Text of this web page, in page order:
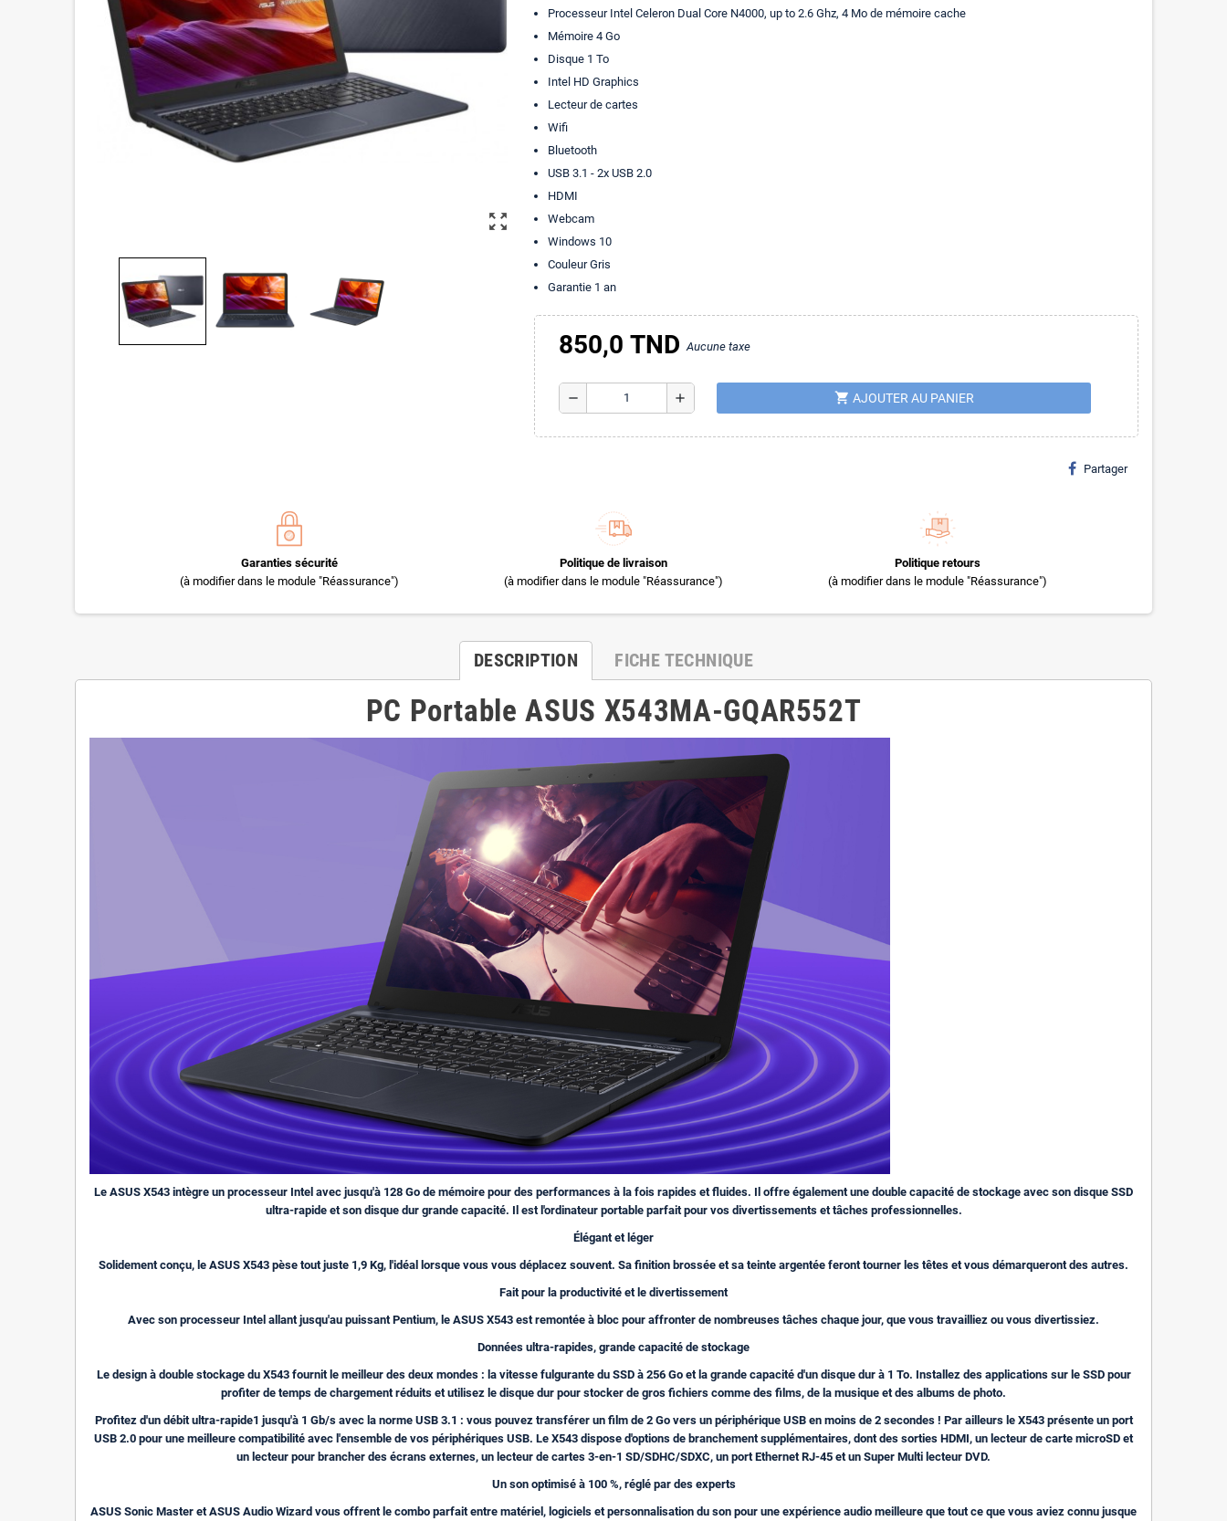
zoom_out_map
Processeur Intel Celeron Dual Core N4000, up to 2.6 Ghz, 4 Mo de mémoire cache
Mémoire 4 Go
Disque 1 To
Intel HD Graphics
Lecteur de cartes
Wifi
Bluetooth
USB 3.1 - 2x USB 2.0
HDMI
Webcam
Windows 10
Couleur Gris
Garantie 1 an
850,0 TNDAucune taxe
remove add shopping_cart AJOUTER AU PANIER
Partager
Garanties sécurité
(à modifier dans le module "Réassurance")
Politique de livraison
(à modifier dans le module "Réassurance")
Politique retours
(à modifier dans le module "Réassurance")
DESCRIPTION FICHE TECHNIQUE
PC Portable ASUS X543MA-GQAR552T
Le ASUS X543 intègre un processeur Intel avec jusqu'à 128 Go de mémoire pour des performances à la fois rapides et fluides. Il offre également une double capacité de stockage avec son disque SSD
ultra-rapide et son disque dur grande capacité. Il est l'ordinateur portable parfait pour vos divertissements et tâches professionnelles.
Élégant et léger
Solidement conçu, le ASUS X543 pèse tout juste 1,9 Kg, l'idéal lorsque vous vous déplacez souvent. Sa finition brossée et sa teinte argentée feront tourner les têtes et vous démarqueront des autres.
Fait pour la productivité et le divertissement
Avec son processeur Intel allant jusqu'au puissant Pentium, le ASUS X543 est remontée à bloc pour affronter de nombreuses tâches chaque jour, que vous travailliez ou vous divertissiez.
Données ultra-rapides, grande capacité de stockage
Le design à double stockage du X543 fournit le meilleur des deux mondes : la vitesse fulgurante du SSD à 256 Go et la grande capacité d'un disque dur à 1 To. Installez des applications sur le SSD pour
profiter de temps de chargement réduits et utilisez le disque dur pour stocker de gros fichiers comme des films, de la musique et des albums de photo.
Profitez d'un débit ultra-rapide1 jusqu'à 1 Gb/s avec la norme USB 3.1 : vous pouvez transférer un film de 2 Go vers un périphérique USB en moins de 2 secondes ! Par ailleurs le X543 présente un port
USB 2.0 pour une meilleure compatibilité avec l'ensemble de vos périphériques USB. Le X543 dispose d'options de branchement supplémentaires, dont des sorties HDMI, un lecteur de carte microSD et
un lecteur pour brancher des écrans externes, un lecteur de cartes 3-en-1 SD/SDHC/SDXC, un port Ethernet RJ-45 et un Super Multi lecteur DVD.
Un son optimisé à 100 %, réglé par des experts
ASUS Sonic Master et ASUS Audio Wizard vous offrent le combo parfait entre matériel, logiciels et personnalisation du son pour une expérience audio meilleure que tout ce que vous aviez connu jusque